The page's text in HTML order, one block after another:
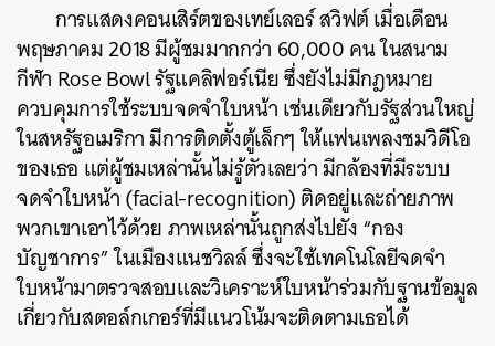
การแสดงคอนเสิร์ตของเทย์เลอร์ สวิฟต์ เมื่อเดือน
พฤษภาคม 2018 มีผู้ชมมากกว่า 60,000 คน ในสนาม
กีฬา Rose Bowl รัฐแคลิฟอร์เนีย ซึ่งยังไม่มีกฎหมาย
ควบคุมการใช้ระบบจดจำใบหน้า เช่นเดียวกับรัฐส่วนใหญ่
ในสหรัฐอเมริกา มีการติดตั้งตู้เล็กๆ ให้แฟนเพลงชมวิดีโอ
ของเธอ แต่ผู้ชมเหล่านั้นไม่รู้ตัวเลยว่า มีกล้องที่มีระบบ
จดจำใบหน้า (facial-recognition) ติดอยู่และถ่ายภาพ
พวกเขาเอาไว้ด้วย ภาพเหล่านั้นถูกส่งไปยัง “กอง
บัญชาการ” ในเมืองแนชวิลล์ ซึ่งจะใช้เทคโนโลยีจดจำ
ใบหน้ามาตรวจสอบและวิเคราะห์ใบหน้าร่วมกับฐานข้อมูล
เกี่ยวกับสตอล์กเกอร์ที่มีแนวโน้มจะติดตามเธอได้